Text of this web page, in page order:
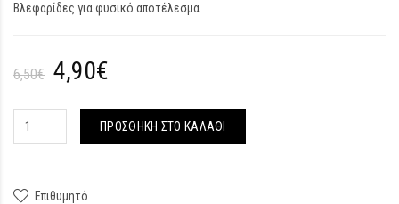
Βλεφαρίδες για φυσικό αποτέλεσμα
6,50€ 4,90€
ΠΡΟΣΘΉΚΗ ΣΤΟ ΚΑΛΆΘΙ
Επιθυμητό